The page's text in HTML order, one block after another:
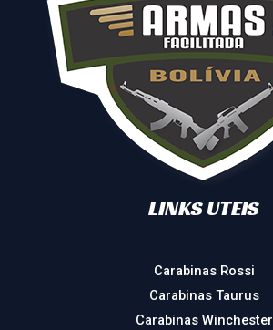
LINKS UTEIS
Carabinas Rossi
Carabinas Taurus
Carabinas Winchester